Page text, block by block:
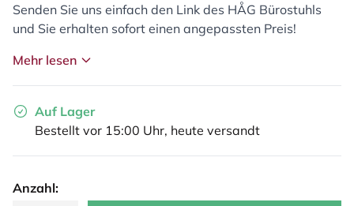
Senden Sie uns einfach den Link des HÅG Bürostuhls
und Sie erhalten sofort einen angepassten Preis!
Mehr lesen
Auf Lager
Bestellt vor 15:00 Uhr, heute versandt
Anzahl: